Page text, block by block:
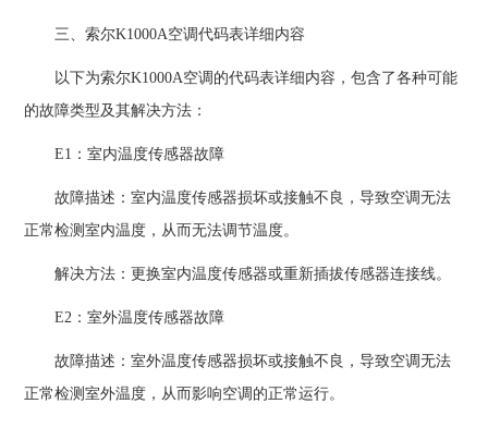
三、索尔K1000A空调代码表详细内容
以下为索尔K1000A空调的代码表详细内容，包含了各种可能
的故障类型及其解决方法：
E1：室内温度传感器故障
故障描述：室内温度传感器损坏或接触不良，导致空调无法
正常检测室内温度，从而无法调节温度。
解决方法：更换室内温度传感器或重新插拔传感器连接线。
E2：室外温度传感器故障
故障描述：室外温度传感器损坏或接触不良，导致空调无法
正常检测室外温度，从而影响空调的正常运行。